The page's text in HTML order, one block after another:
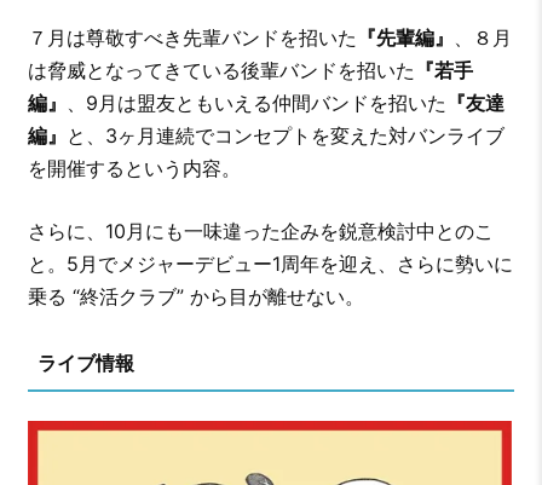
７月は尊敬すべき先輩バンドを招いた 『先輩編』
、８月
は脅威となってきている後輩バンドを招いた 『若手
編』
、9月は盟友ともいえる仲間バンドを招いた 『友達
編』 と、3ヶ月連続でコンセプトを変えた対バンライブ
を開催するという内容。
さらに、10月にも一味違った企みを鋭意検討中とのこ
と。5月でメジャーデビュー1周年を迎え、さらに勢いに
乗る “終活クラブ” から目が離せない。
ライブ情報